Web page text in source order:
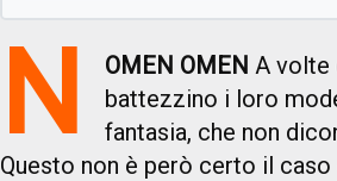
N OMEN OMEN A volte
battezzino i loro
fantasia, che non
Questo non è però certo il caso